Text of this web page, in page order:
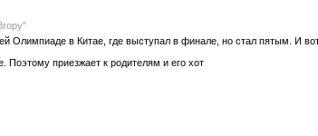
Олимпиаде в Китае, где выступал в финале, но стал пятым. И
приезжает к родителям и его хот